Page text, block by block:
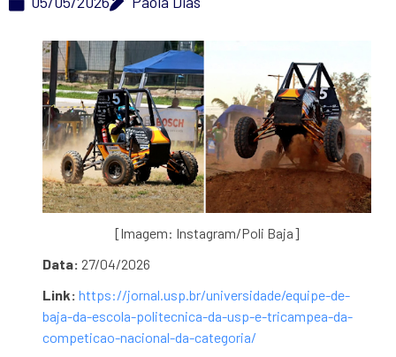
[Imagem: Instagram/Poli Baja]
Data: 27/04/2026
Link:https://jornal.usp.br/universidade/equipe-de-
baja-da-escola-politecnica-da-usp-e-tricampea-da-
competicao-nacional-da-categoria/